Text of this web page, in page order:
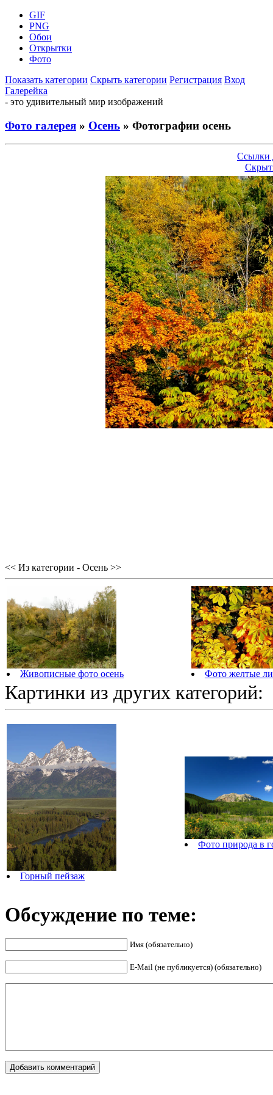
GIF
PNG
Обои
Открытки
Фото
Показать категории Скрыть категории Регистрация Вход
Галерейка
- это удивительный мир изображений
Фото галерея » Осень » Фотографии осень
Ссылки
<< Из категории - Осень >>
Живописные фото осень Фото желтые
Картинки из других категорий:
Горный пейзаж
Фото природа в
Обсуждение по теме:
Имя (обязательно)
E-Mail (не публикуется) (обязательно)